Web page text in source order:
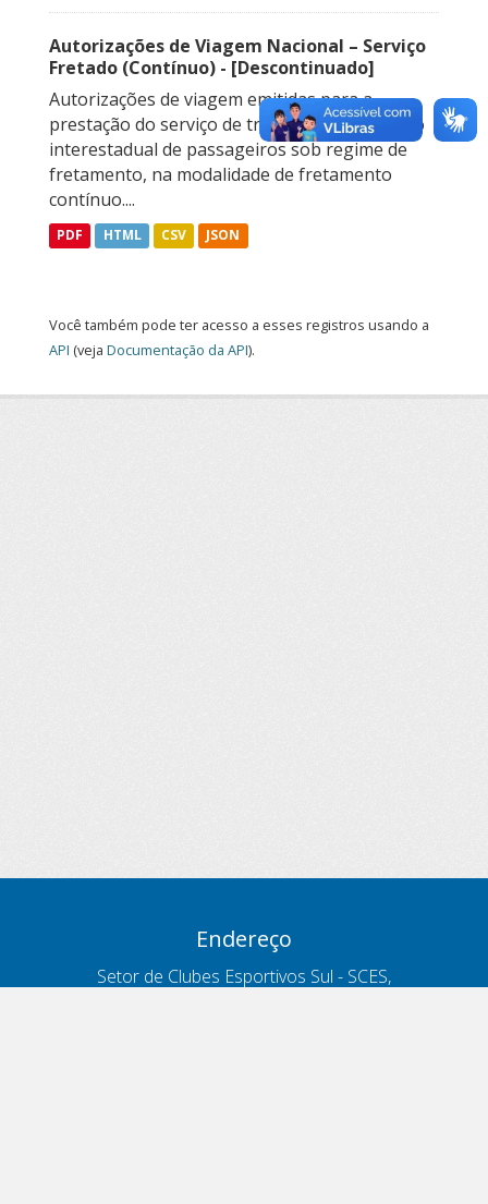
Autorizações de Viagem Nacional – Serviço
Fretado (Contínuo) - [Descontinuado]
Autorizações de viagem emitidas para a
prestação do serviço de transporte rodoviário
interestadual de passageiros sob regime de
fretamento, na modalidade de fretamento
contínuo....
PDF HTML CSV JSON
Você também pode ter acesso a esses registros usando a
API (veja Documentação da API).
Endereço
Setor de Clubes Esportivos Sul - SCES,